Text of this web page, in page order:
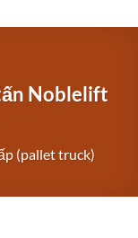
Noblelift
(pallet truck)